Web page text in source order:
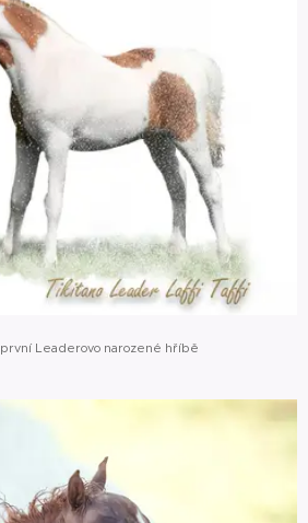
Leaderovo narozené hříbě